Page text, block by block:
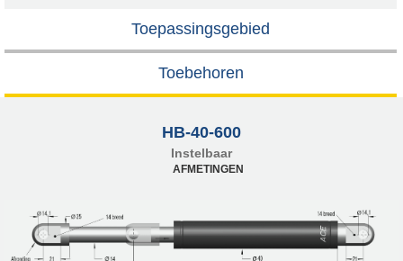
Toepassingsgebied
Toebehoren
HB-40-600
Instelbaar
AFMETINGEN